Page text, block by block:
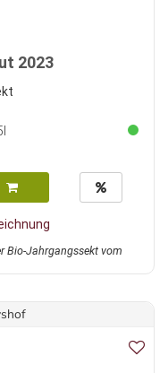
2023
Bio-Jahrgangssekt vom